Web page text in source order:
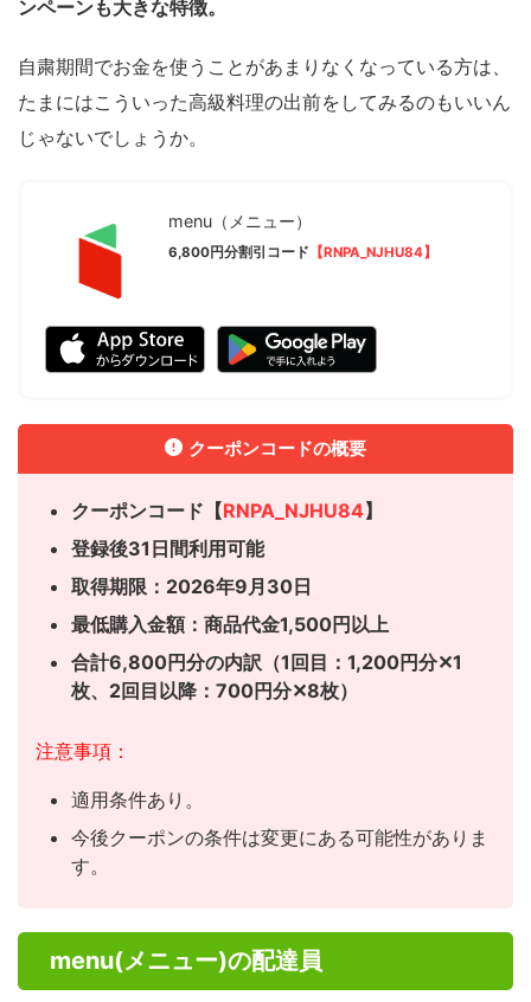
ンペーンも大きな特徴。
自粛期間でお金を使うことがあまりなくなっている方は、
たまにはこういった高級料理の出前をしてみるのもいいん
じゃないでしょうか。
menu（メニュー）
6,800円分割引コード 【RNPA_NJHU84】
クーポンコードの概要
クーポンコード【RNPA_NJHU84】
登録後31日間利用可能
取得期限：2026年9月30日
最低購入金額：商品代金1,500円以上
合計6,800円分の内訳（1回目：1,200円分✕1
枚、 2回目以降：700円分✕8枚）
注意事項：
適用条件あり。
今後クーポンの条件は変更にある可能性がありま
す。
menu(メニュー)の配達員